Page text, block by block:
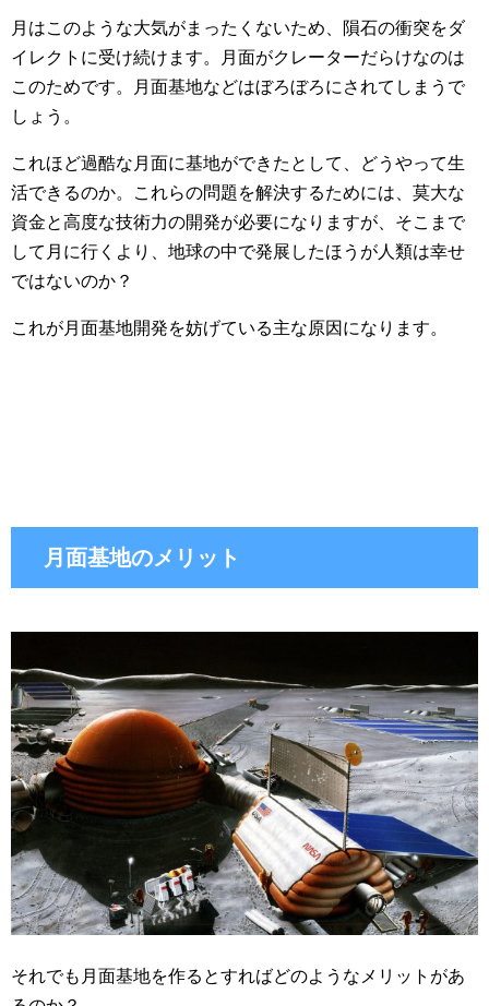
月はこのような大気がまったくないため、隕石の衝突をダ
イレクトに受け続けます。月面がクレーターだらけなのは
このためです。月面基地などはぼろぼろにされてしまうで
しょう。
これほど過酷な月面に基地ができたとして、どうやって生
活できるのか。これらの問題を解決するためには、莫大な
資金と高度な技術力の開発が必要になりますが、そこまで
して月に行くより、地球の中で発展したほうが人類は幸せ
ではないのか？
これが月面基地開発を妨げている主な原因になります。
月面基地のメリット
それでも月面基地を作るとすればどのようなメリットがあ